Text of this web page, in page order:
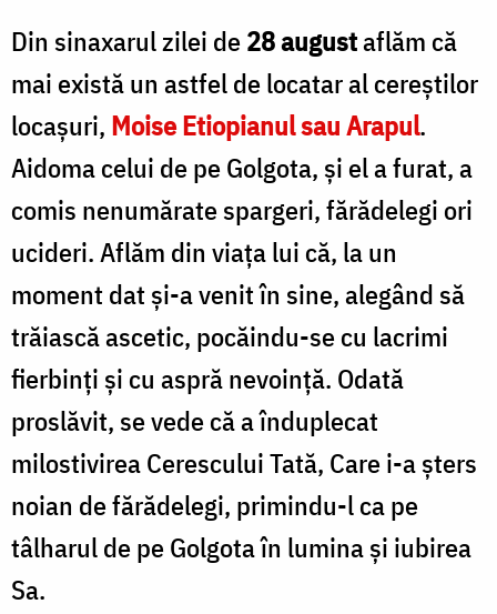
Din sinaxarul zilei de28 augustaflăm că
mai există un astfel de locatar al cereștilor
locașuri, Moise Etiopianul sau Arapul.
Aidoma celui de pe Golgota, și el a furat, a
comis nenumărate spargeri, fărădelegi ori
ucideri. Aflăm din viața lui că, la un
moment dat și-a venit în sine, alegând să
trăiască ascetic, pocăindu-se cu lacrimi
fierbinți și cu aspră nevoință. Odată
proslăvit, se vede că a înduplecat
milostivirea Cerescului Tată, Care i-a șters
noian de fărădelegi, primindu-l ca pe
tâlharul de pe Golgota în lumina și iubirea
Sa.